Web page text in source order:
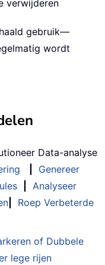
verwijderen
gebruik—
wordt
Data-analyse
Genereer
Analyseer
Roep Verbeterde
of Dubbele
lege rijen